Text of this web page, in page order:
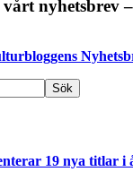
nyhetsbrev
19 nya titlar i